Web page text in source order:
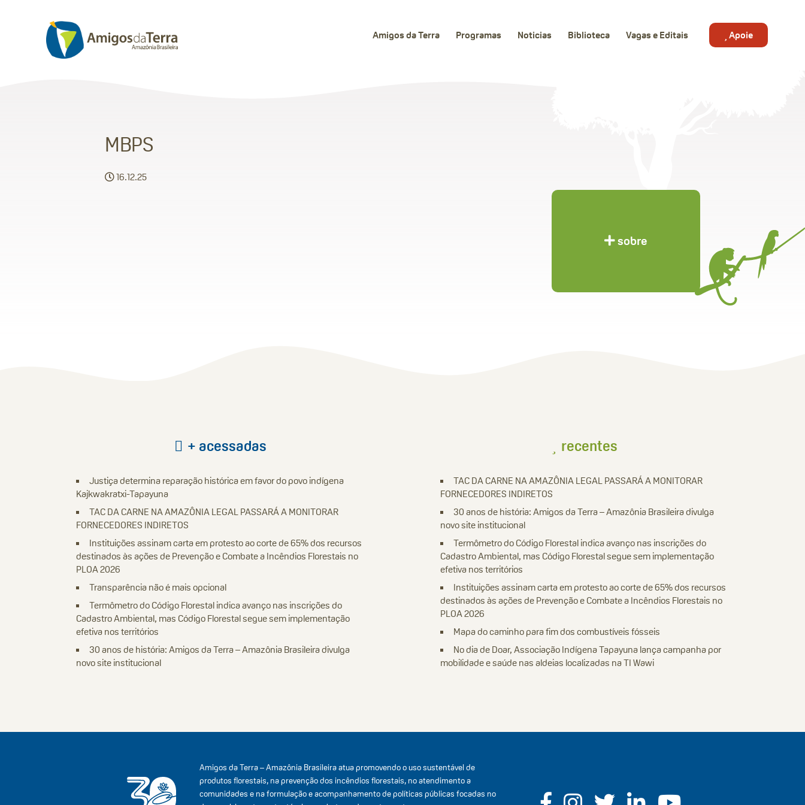
Amigos da Terra Programas Noticias Biblioteca Vagas e Editais Apoie
MBPS
16.12.25
sobre
+ acessadas
Justiça determina reparação histórica em favor do povo indígena
Kajkwakratxi-Tapayuna
TAC DA CARNE NA AMAZÔNIA LEGAL PASSARÁ A MONITORAR
FORNECEDORES INDIRETOS
Instituições assinam carta em protesto ao corte de 65% dos recursos
destinados às ações de Prevenção e Combate a Incêndios Florestais no
PLOA 2026
Transparência não é mais opcional
Termômetro do Código Florestal indica avanço nas inscrições do
Cadastro Ambiental, mas Código Florestal segue sem implementação
efetiva nos territórios
30 anos de história: Amigos da Terra – Amazônia Brasileira divulga
novo site institucional
recentes
TAC DA CARNE NA AMAZÔNIA LEGAL PASSARÁ A MONITORAR
FORNECEDORES INDIRETOS
30 anos de história: Amigos da Terra – Amazônia Brasileira divulga
novo site institucional
Termômetro do Código Florestal indica avanço nas inscrições do
Cadastro Ambiental, mas Código Florestal segue sem implementação
efetiva nos territórios
Instituições assinam carta em protesto ao corte de 65% dos recursos
destinados às ações de Prevenção e Combate a Incêndios Florestais no
PLOA 2026
Mapa do caminho para fim dos combustíveis fósseis
No dia de Doar, Associação Indígena Tapayuna lança campanha por
mobilidade e saúde nas aldeias localizadas na TI Wawi
Amigos da Terra – Amazônia Brasileira atua promovendo o uso sustentável de
produtos florestais, na prevenção dos incêndios florestais, no atendimento a
comunidades e na formulação e acompanhamento de políticas públicas focadas no